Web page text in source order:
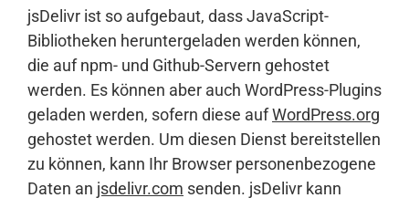
jsDelivr ist so aufgebaut, dass JavaScript-
Bibliotheken heruntergeladen werden können,
die auf npm- und Github-Servern gehostet
werden. Es können aber auch WordPress-Plugins
geladen werden, sofern diese aufWordPress.org
gehostet werden. Um diesen Dienst bereitstellen
zu können, kann Ihr Browser personenbezogene
Daten an jsdelivr.com senden. jsDelivr kann